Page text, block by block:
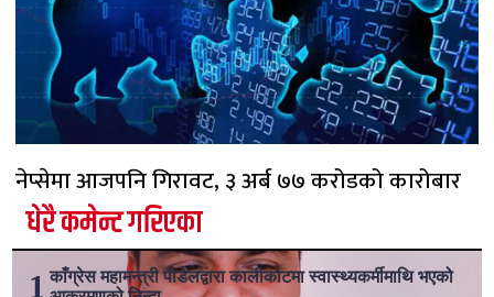
नेप्सेमा आजपनि गिरावट, ३ अर्ब ७७ करोडको कारोबार
धेरै कमेन्ट गरिएका
काँग्रेस महामन्त्री पौडेलद्वारा कालीकोटमा स्वास्थ्यकर्मीमाथि भएको